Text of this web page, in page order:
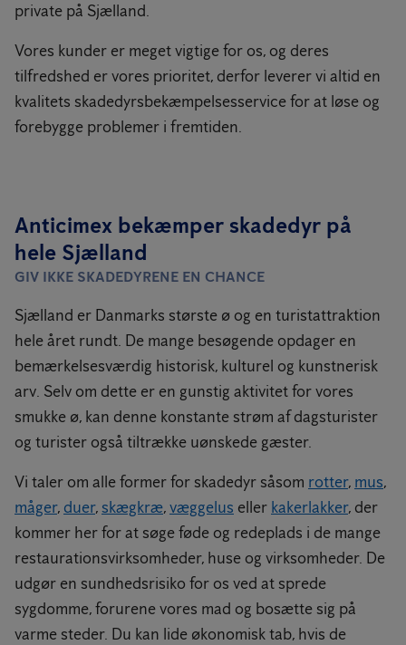
private på Sjælland.
Vores kunder er meget vigtige for os, og deres
tilfredshed er vores prioritet, derfor leverer vi altid en
kvalitets skadedyrsbekæmpelsesservice for at løse og
forebygge problemer i fremtiden.
Anticimex bekæmper skadedyr på
hele Sjælland
GIV IKKE SKADEDYRENE EN CHANCE
Sjælland er Danmarks største ø og en turistattraktion
hele året rundt. De mange besøgende opdager en
bemærkelsesværdig historisk, kulturel og kunstnerisk
arv. Selv om dette er en gunstig aktivitet for vores
smukke ø, kan denne konstante strøm af dagsturister
og turister også tiltrække uønskede gæster.
Vi taler om alle former for skadedyr såsom rotter, mus,
måger, duer,skægkræ,væggelus eller kakerlakker, der
kommer her for at søge føde og redeplads i de mange
restaurationsvirksomheder, huse og virksomheder. De
udgør en sundhedsrisiko for os ved at sprede
sygdomme, forurene vores mad og bosætte sig på
varme steder. Du kan lide økonomisk tab, hvis de